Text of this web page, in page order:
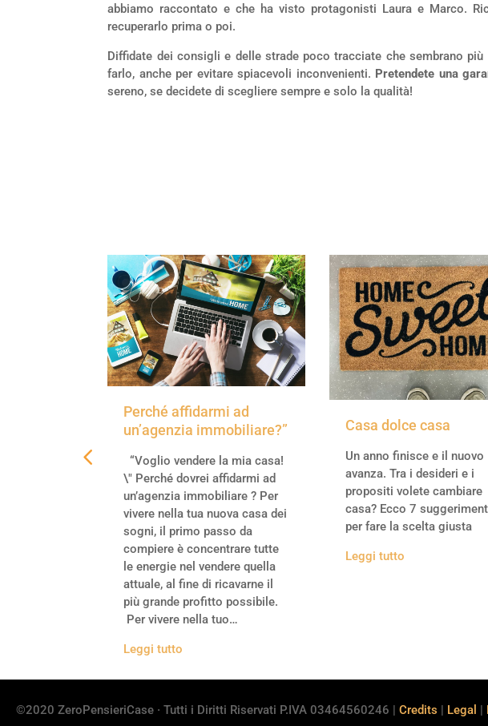
abbiamo raccontato e che ha visto protagonisti Laura e Marco.
recuperarlo prima o poi.
Diffidate dei consigli e delle strade poco tracciate che sembrano più
farlo, anche per evitare spiacevoli inconvenienti. Pretendete una
sereno, se decidete di scegliere sempre e solo la qualità!
Perché affidarmi ad
un’agenzia immobiliare?”
“Voglio vendere la mia casa!
\" Perché dovrei affidarmi ad
un’agenzia immobiliare ? Per
vivere nella tua nuova casa dei
sogni, il primo passo da
compiere è concentrare tutte
le energie nel vendere quella
attuale, al fine di ricavarne il
più grande profitto possibile.
Per vivere nella tuo…
Leggi tutto
Casa dolce casa
Un anno finisce e il nuovo
avanza. Tra i desideri e i
propositi volete cambiare
casa? Ecco 7
per fare la scelta giusta
Leggi tutto
©2020 ZeroPensieriCase · Tutti i Diritti Riservati P.IVA 03464560246 | Credits | Legal |